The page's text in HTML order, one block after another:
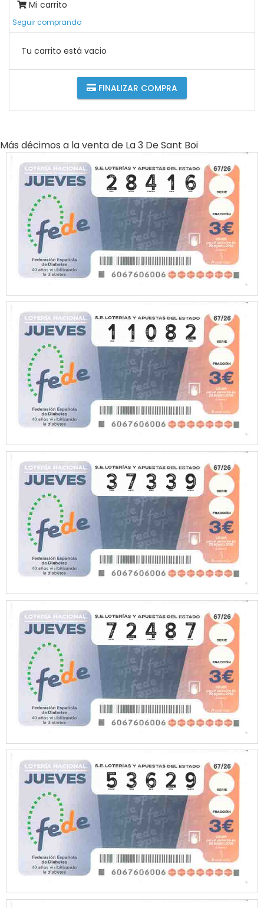
Mi carrito
Seguir comprando
Tu carrito está vacio
FINALIZAR COMPRA
Más décimos a la venta de La 3 De Sant Boi